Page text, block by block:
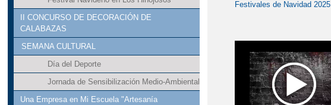
II CONCURSO DE DECORACIÓN DE
CALABAZAS
SEMANA CULTURAL
Día del Deporte
Jornada de Sensibilización Medio-Ambiental
Una Empresa en Mi Escuela "Artesanía
Festivales de Navidad 2025